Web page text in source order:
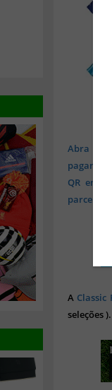
Abra sua
QR em
A Classic
seleções